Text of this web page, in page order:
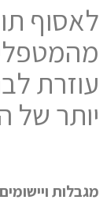
לאסוף
עוזרת
יותר של
מגבלות